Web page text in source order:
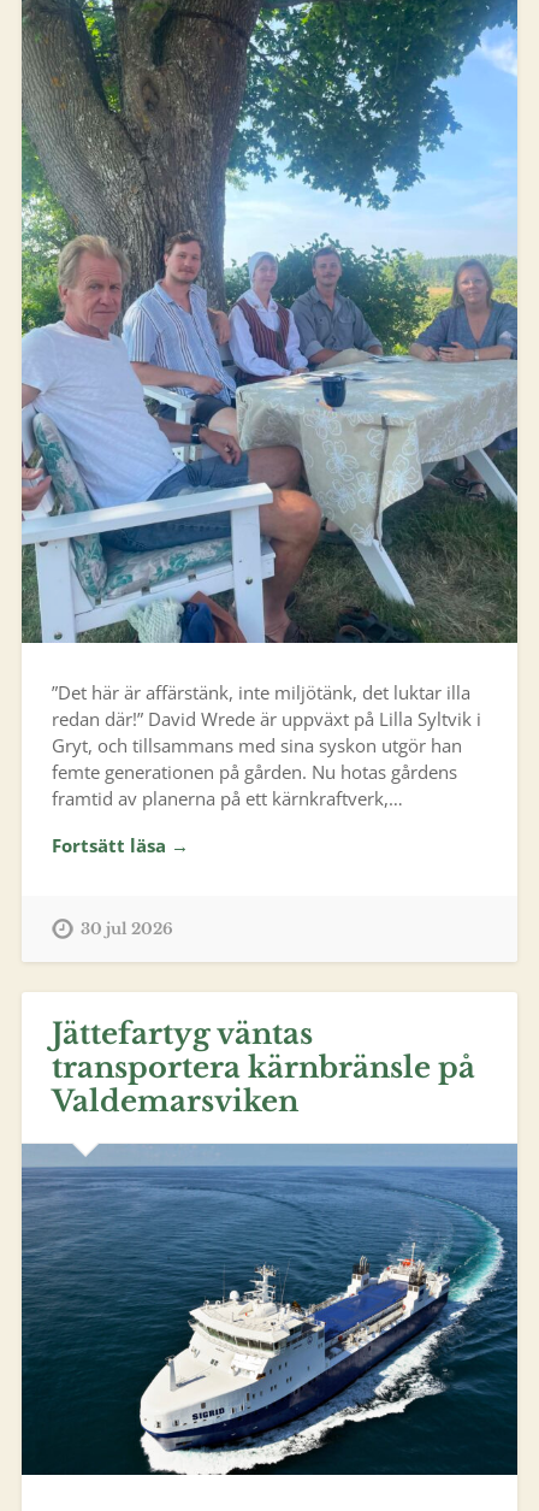
”Det här är affärstänk, inte miljötänk, det luktar illa
redan där!” David Wrede är uppväxt på Lilla Syltvik i
Gryt, och tillsammans med sina syskon utgör han
femte generationen på gården. Nu hotas gårdens
framtid av planerna på ett kärnkraftverk,…
Fortsätt läsa →
30 jul 2026
Jättefartyg väntas
transportera kärnbränsle på
Valdemarsviken